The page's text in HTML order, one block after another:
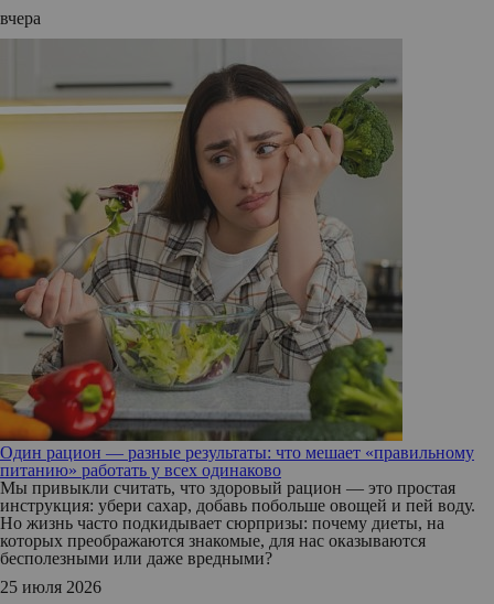
вчера
Один рацион — разные результаты: что мешает «правильному
питанию» работать у всех одинаково
Мы привыкли считать, что здоровый рацион — это простая
инструкция: убери сахар, добавь побольше овощей и пей воду.
Но жизнь часто подкидывает сюрпризы: почему диеты, на
которых преображаются знакомые, для нас оказываются
бесполезными или даже вредными?
25 июля 2026